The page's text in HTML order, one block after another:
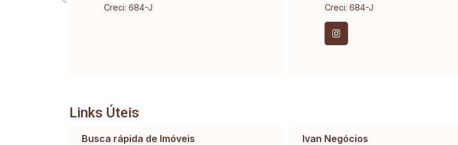
Creci: 684-J
Creci: 684-J
Links Úteis
Busca rápida de Imóveis Ivan Negócios